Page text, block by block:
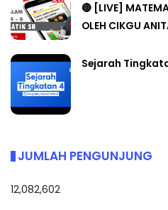
🔴 [LIVE]
OLEH CIKGU
Sejarah
JUMLAH PENGUNJUNG
12,082,602